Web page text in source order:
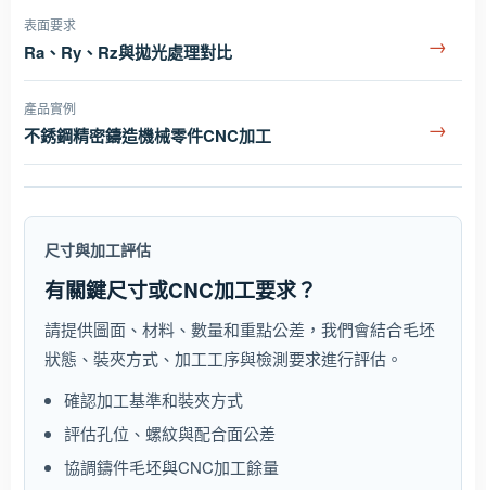
表面要求
Ra、Ry、Rz與拋光處理對比 →
產品實例
不銹鋼精密鑄造機械零件CNC加工 →
尺寸與加工評估
有關鍵尺寸或CNC加工要求？
請提供圖面、材料、數量和重點公差，我們會結合毛坯
狀態、裝夾方式、加工工序與檢測要求進行評估。
確認加工基準和裝夾方式
評估孔位、螺紋與配合面公差
協調鑄件毛坯與CNC加工餘量